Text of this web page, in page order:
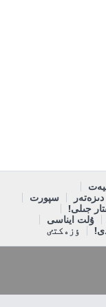
دىزەتەر
سپورت
جىلى!
ۇلت ايناسى
ٶزەكتٸ